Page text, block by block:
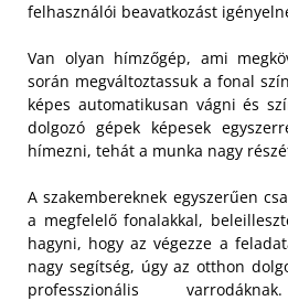
felhasználói beavatkozást
Van olyan hímzőgép, ami
során megváltoztassuk a fonal
képes automatikusan vágni és
dolgozó gépek képesek
hímezni, tehát a munka nagy
A szakembereknek egyszerűen
a megfelelő fonalakkal,
hagyni, hogy az végezze a
nagy segítség, úgy az otthon
professzionális